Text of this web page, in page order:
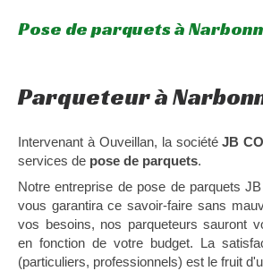
Pose de parquets à
Parqueteur à
Intervenant à Ouveillan, la sociétéJB
services de pose de parquets.
Notre entreprise de pose de parquets
vous garantira ce savoir-faire sans
vos besoins, nos parqueteurs sauront
en fonction de votre budget. La
(particuliers, professionnels) est le fruit